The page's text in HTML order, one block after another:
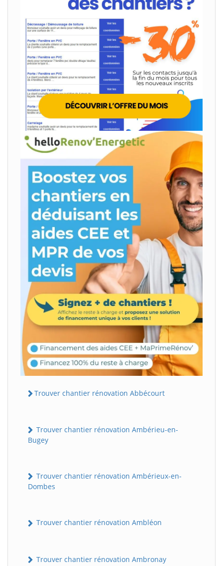
Trouver chantier rénovation Abbécourt
Trouver chantier rénovation Ambérieu-en-
Bugey
Trouver chantier rénovation Ambérieux-en-
Dombes
Trouver chantier rénovation Ambléon
Trouver chantier rénovation Ambronay